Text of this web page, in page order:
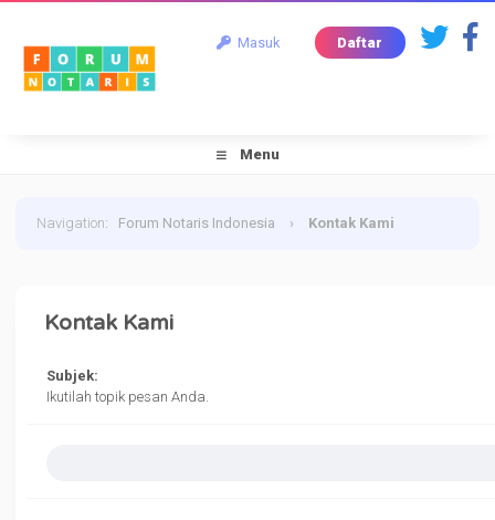
Masuk Daftar
Menu
Navigation: Forum Notaris Indonesia › Kontak Kami
Kontak Kami
Subjek:
Ikutilah topik pesan Anda.